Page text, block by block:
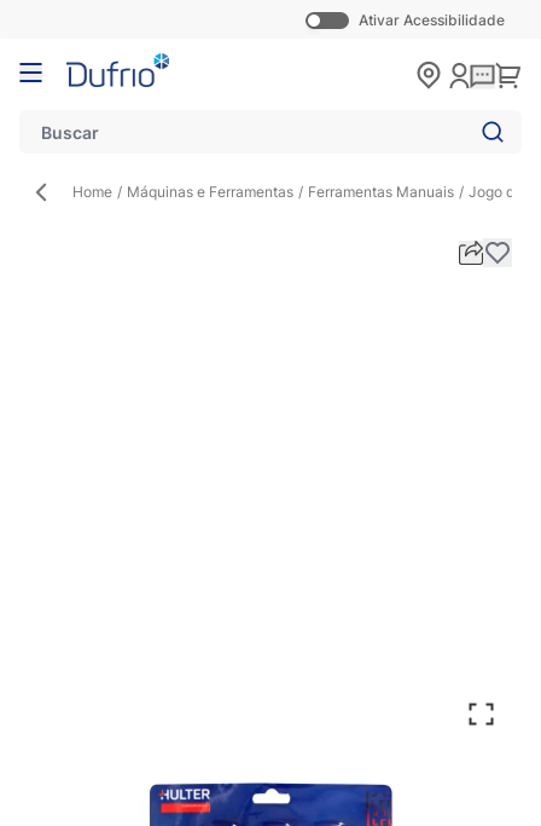
Ativar Acessibilidade
Pular para o conteúdo
Home / Máquinas e Ferramentas / Ferramentas Manuais / Jogo de